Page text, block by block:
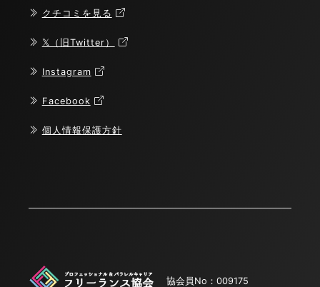
クチコミを見る
𝕏（旧Twitter）
Instagram
Facebook
個人情報保護方針
協会員No：009175